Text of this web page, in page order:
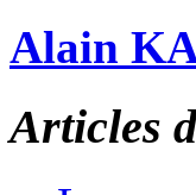
Alain
Articles